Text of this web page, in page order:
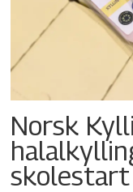
Norsk
skolestart